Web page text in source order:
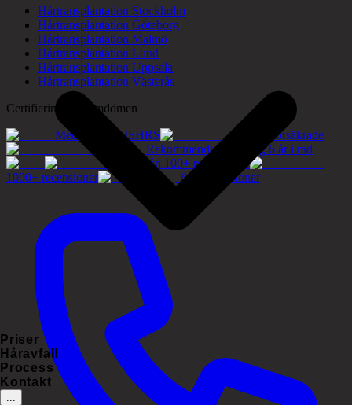
Priser
Håravfall
Process
Kontakt
...
Hårtransplantation Stockholm
Hårtransplantation Göteborg
Hårtransplantation Malmö
Hårtransplantation Lund
Hårtransplantation Uppsala
Hårtransplantation Västerås
Certifieringar & omdömen
Medlemmar i ISHRS
Tryggt försäkrade
Rekommenderat företag 6 år i rad
5.0/5 från 100+ recensioner
1000+ recensioner
60+ recensioner